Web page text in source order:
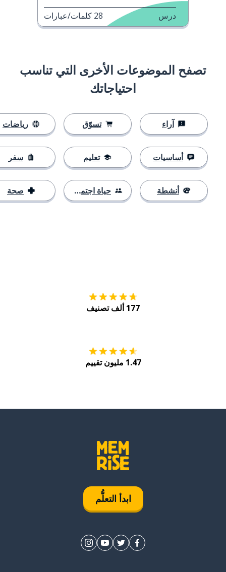
درس 28 كلمات/عبارات
تصفح الموضوعات الأخرى التي تناسب
احتياجاتك
آراء
أساسيات
أنشطة
تسوّق
تعليم
حياة اجتماعية
رياضات
سفر
صحة
177 ألف تصنيف
1.47 مليون تقييم
ابدأ التعلُّم